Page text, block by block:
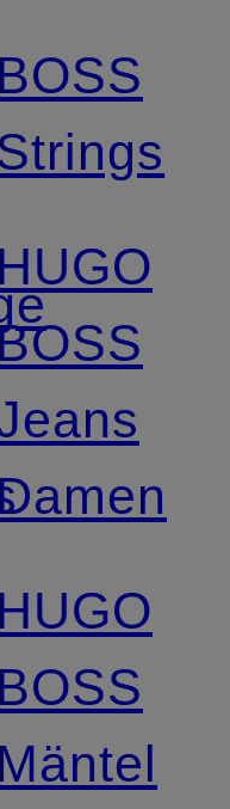
BOSS
HUGO
HUGO
BOSS
Mäntel